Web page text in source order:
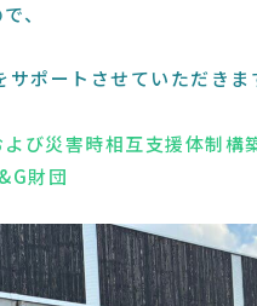
、
ポートさせていただきま
よび災害時相互支援体制
財団